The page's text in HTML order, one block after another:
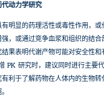
代动力学研究
明显的药理活性或毒性作用，
，或通过竞争血浆和组织的结
果表明代谢产物可能对安全性
PK 研究时，建议同时进行主要
利于了解药物在人体内的生物